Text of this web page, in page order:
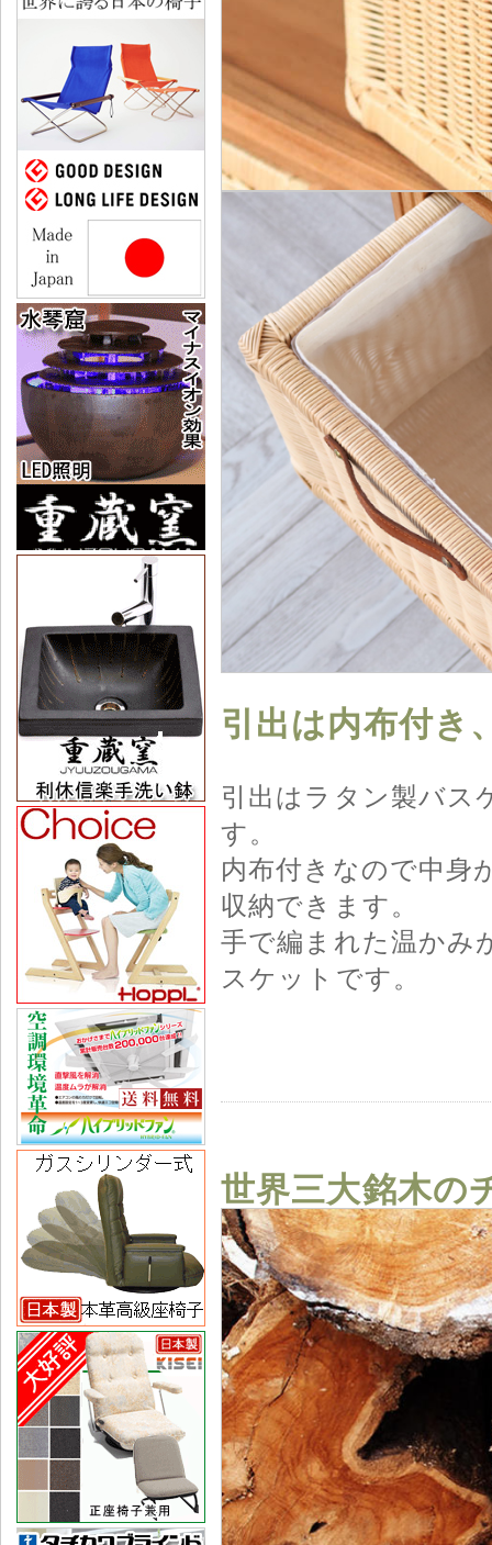
引出は内布付き
引出はラタン製バス
す。
内布付きなので中身
収納できます。
手で編まれた温かみ
スケットです。
世界三大銘木の